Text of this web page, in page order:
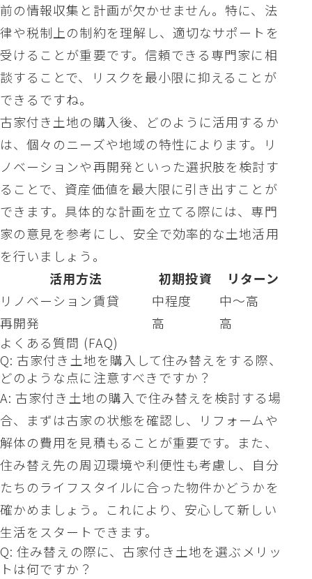
前の情報収集と計画が欠かせません。特に、法
律や税制上の制約を理解し、適切なサポートを
受けることが重要です。信頼できる専門家に相
談することで、リスクを最小限に抑えることが
できるですね。
古家付き土地の購入後、どのように活用するか
は、個々のニーズや地域の特性によります。リ
ノベーションや再開発といった選択肢を検討す
ることで、資産価値を最大限に引き出すことが
できます。具体的な計画を立てる際には、専門
家の意見を参考にし、安全で効率的な土地活用
を行いましょう。
活用方法
初期投資
リターン
リノベーション賃貸
中程度
中〜高
再開発
高
高
よくある質問 (FAQ)
Q: 古家付き土地を購入して住み替えをする際、
どのような点に注意すべきですか？
A: 古家付き土地の購入で住み替えを検討する場
合、まずは古家の状態を確認し、リフォームや
解体の費用を見積もることが重要です。また、
住み替え先の周辺環境や利便性も考慮し、自分
たちのライフスタイルに合った物件かどうかを
確かめましょう。これにより、安心して新しい
生活をスタートできます。
Q: 住み替えの際に、古家付き土地を選ぶメリッ
トは何ですか？